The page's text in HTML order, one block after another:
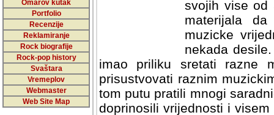
Omarov kutak
Portfolio
Recenzije
Reklamiranje
Rock biografije
Rock-pop history
Svaštara
Vremeplov
Webmaster
Web Site Map
svojih vise od
materijala
muzicke
nekada
imao priliku sretati razne
prisustvovati raznim
tom putu pratili mnogi
doprinosili vrijednosti i